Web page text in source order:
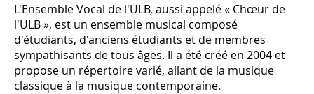
L'Ensemble Vocal de l'ULB, aussi appelé « Chœur de
l'ULB », est un ensemble musical composé
d'étudiants, d'anciens étudiants et de membres
sympathisants de tous âges. Il a été créé en 2004 et
propose un répertoire varié, allant de la musique
classique à la musique contemporaine.